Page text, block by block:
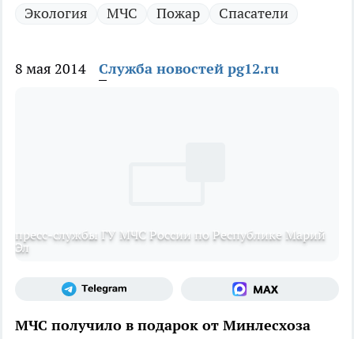
Экология МЧС Пожар Спасатели
8 мая 2014 Служба новостей pg12.ru
пресс-службы ГУ МЧС России по Республике Марий
Эл
МЧС получило в подарок от Минлесхоза